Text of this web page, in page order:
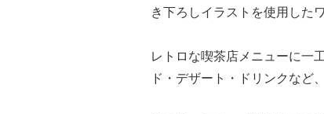
き下ろしイラストを使用した
レトロな喫茶店メニューに一
ド・デザート・ドリンクなど